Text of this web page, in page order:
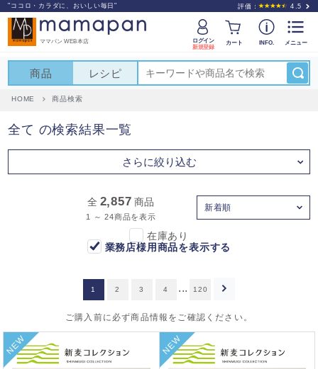
"ココロ・カラダに、おいしい毎日" 評価： 4.5
ママパン WEB本店
ログイン
新規登録
カート INFO. メニュー
商品 レシピ
HOME 商品検索
全て の検索結果一覧
さらに絞り込む
全 2,857 商品
1 ～ 24商品を表示
新着順
在庫あり
業務店様用商品を表示する
1 2 3 4 ... 120
ご購入前に必ず商品情報をご確認ください。
NEW NEW